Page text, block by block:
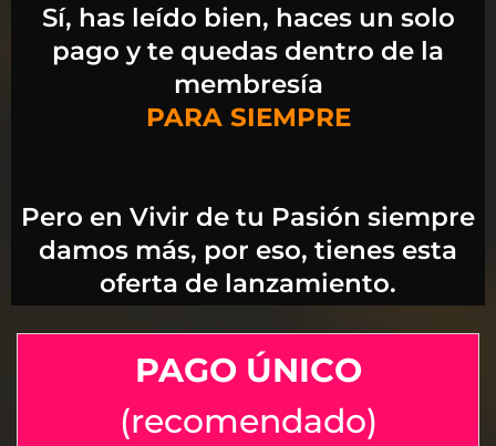
Sí, has leído bien, haces un solo
pago y te quedas dentro de la
membresía
PARA SIEMPRE
Pero en Vivir de tu Pasión siempre
damos más, por eso, tienes esta
oferta de lanzamiento.
PAGO ÚNICO
(recomendado)